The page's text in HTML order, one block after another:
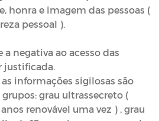
honra e imagem das pessoas (
pessoal ).
negativa ao acesso das
justificada.
informações sigilosas são
grau ultrassecreto (
renovável uma vez ) , grau